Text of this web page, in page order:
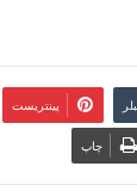
پینتریست
چاپ